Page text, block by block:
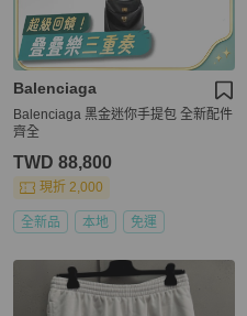
Balenciaga
Balenciaga 黑金迷你手提包 全新配件
齊全
TWD 88,800
現折 2,000
全新品 本地 免運